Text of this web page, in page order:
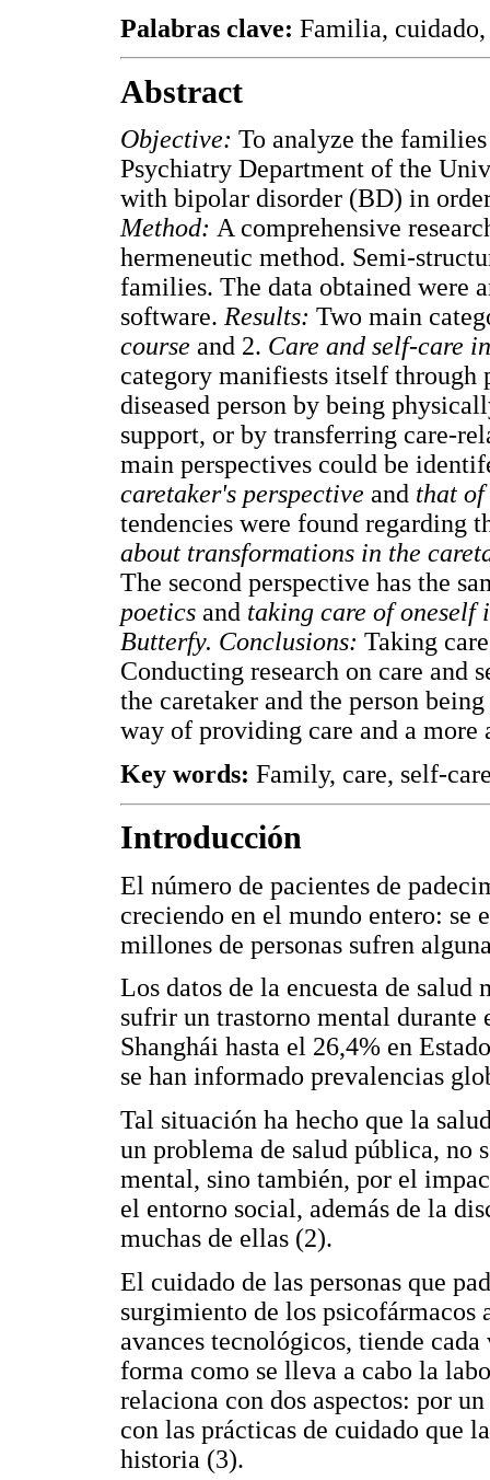
Palabras clave: Familia,
Abstract
Objective: To analyze the
Psychiatry Department of the
with bipolar disorder (BD) in
Method: A comprehensive
hermeneutic method. Semi-
families. The data obtained were
software. Results: Two main
course and 2. Care and self-care
category manifiests itself through
diseased person by being
support, or by transferring care-
main perspectives could be
caretaker's perspective and that
tendencies were found regarding
about transformations in the
The second perspective has the
poetics and taking care of
Butterfy. Conclusions: Taking
Conducting research on care and
the caretaker and the person
way of providing care and a more
Key words: Family, care, self-
Introducción
El número de pacientes de
creciendo en el mundo entero: se
millones de personas sufren
Los datos de la encuesta de
sufrir un trastorno mental
Shanghái hasta el 26,4% en
se han informado prevalencias
Tal situación ha hecho que la
un problema de salud pública, no
mental, sino también, por el
el entorno social, además de la
muchas de ellas (2).
El cuidado de las personas que
surgimiento de los psicofármacos
avances tecnológicos, tiende
forma como se lleva a cabo la
relaciona con dos aspectos: por
con las prácticas de cuidado que
historia (3).